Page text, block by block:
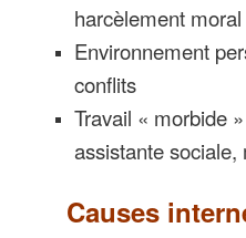
harcèlement moral
Environnement
conflits
Travail « morbide
assistante
Causes